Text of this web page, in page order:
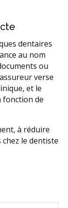
dentaires
au nom
ou
verse
et le
fonction de
à réduire
le dentiste